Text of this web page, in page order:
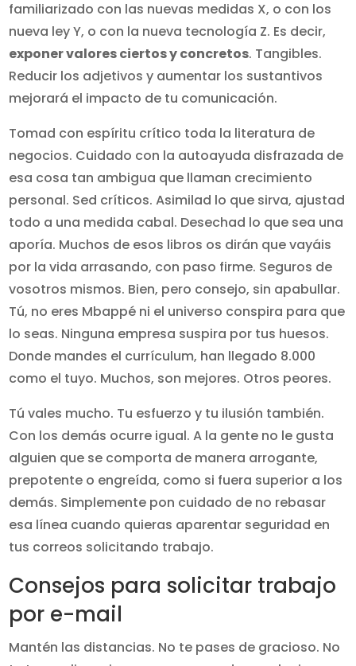
familiarizado con las nuevas medidas X, o con los
nueva ley Y, o con la nueva tecnología Z. Es decir,
exponer valores ciertos y concretos. Tangibles.
Reducir los adjetivos y aumentar los sustantivos
mejorará el impacto de tu comunicación.
Tomad con espíritu crítico toda la literatura de
negocios. Cuidado con la autoayuda disfrazada de
esa cosa tan ambigua que llaman crecimiento
personal. Sed críticos. Asimilad lo que sirva, ajustad
todo a una medida cabal. Desechad lo que sea una
aporía. Muchos de esos libros os dirán que vayáis
por la vida arrasando, con paso firme. Seguros de
vosotros mismos. Bien, pero consejo, sin apabullar.
Tú, no eres Mbappé ni el universo conspira para que
lo seas. Ninguna empresa suspira por tus huesos.
Donde mandes el currículum, han llegado 8.000
como el tuyo. Muchos, son mejores. Otros peores.
Tú vales mucho. Tu esfuerzo y tu ilusión también.
Con los demás ocurre igual. A la gente no le gusta
alguien que se comporta de manera arrogante,
prepotente o engreída, como si fuera superior a los
demás. Simplemente pon cuidado de no rebasar
esa línea cuando quieras aparentar seguridad en
tus correos solicitando trabajo.
Consejos para solicitar trabajo
por e-mail
Mantén las distancias. No te pases de gracioso. No